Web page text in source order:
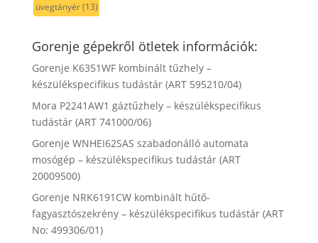
üvegtányér(13)
Gorenje gépekről ötletek információk:
Gorenje K6351WF kombinált tűzhely –
készülékspecifikus tudástár (ART 595210/04)
Mora P2241AW1 gáztűzhely – készülékspecifikus
tudástár (ART 741000/06)
Gorenje WNHEI62SAS szabadonálló automata
mosógép – készülékspecifikus tudástár (ART
20009500)
Gorenje NRK6191CW kombinált hűtő-
fagyasztószekrény – készülékspecifikus tudástár (ART
No: 499306/01)